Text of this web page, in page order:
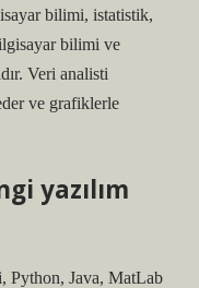
bilimi, istatistik,
bilimi ve
Veri analisti
ve grafiklerle
yazılım
Python, Java, MatLab